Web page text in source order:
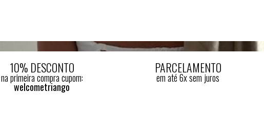
10% DESCONTO
na primeira compra cupom:
welcometriango
PARCELAMENTO
em até 6x sem juros